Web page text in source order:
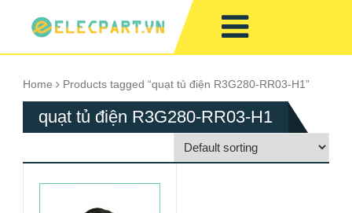
Home Products tagged “quạt tủ điện R3G280-RR03-H1”
quạt tủ điện R3G280-RR03-H1